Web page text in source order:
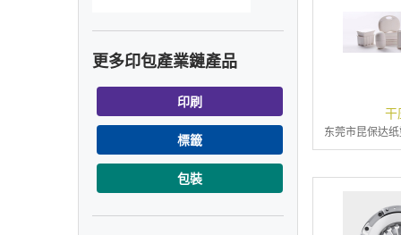
更多印包產業鏈產品
印刷
標籤
包裝
干
东莞市昆保达